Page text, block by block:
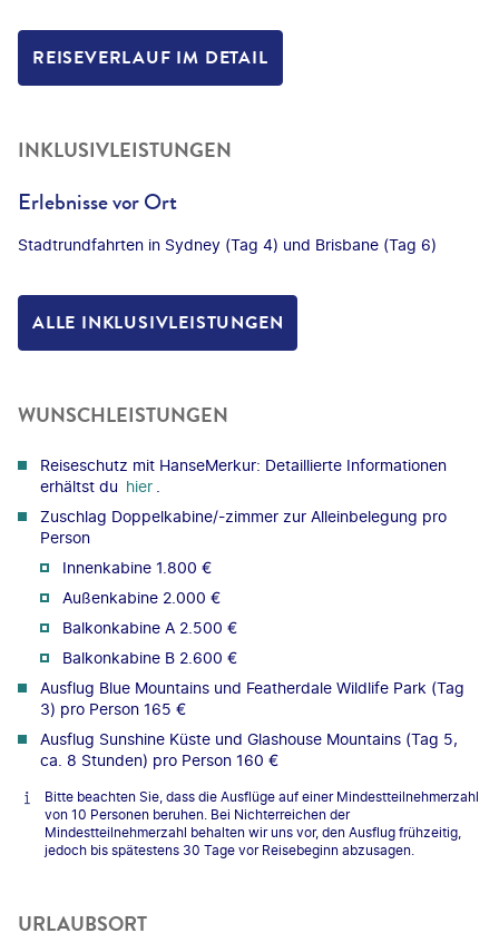
REISEVERLAUF IM DETAIL
INKLUSIVLEISTUNGEN
Erlebnisse vor Ort
Stadtrundfahrten in Sydney (Tag 4) und Brisbane (Tag 6)
ALLE INKLUSIVLEISTUNGEN
WUNSCHLEISTUNGEN
Reiseschutz mit HanseMerkur: Detaillierte Informationen
erhältst du hier
Zuschlag Doppelkabine/-zimmer zur Alleinbelegung pro
Person
Innenkabine 1.800 €
Außenkabine 2.000 €
Balkonkabine A 2.500 €
Balkonkabine B 2.600 €
Ausflug Blue Mountains und Featherdale Wildlife Park (Tag
3) pro Person 165 €
Ausflug Sunshine Küste und Glashouse Mountains (Tag 5,
ca. 8 Stunden) pro Person 160 €
Bitte beachten Sie, dass die Ausflüge auf einer Mindestteilnehmerzahl
von 10 Personen beruhen. Bei Nichterreichen der
Mindestteilnehmerzahl behalten wir uns vor, den Ausflug frühzeitig,
jedoch bis spätestens 30 Tage vor Reisebeginn abzusagen.
URLAUBSORT